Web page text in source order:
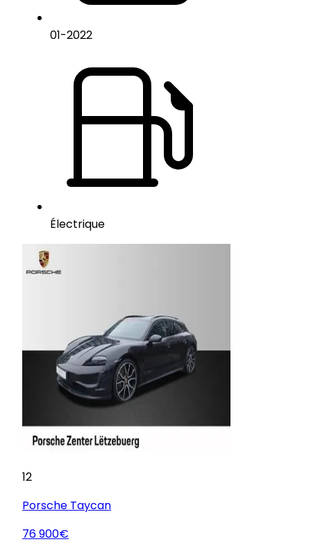
01-2022
Électrique
12
Porsche Taycan
76 900€